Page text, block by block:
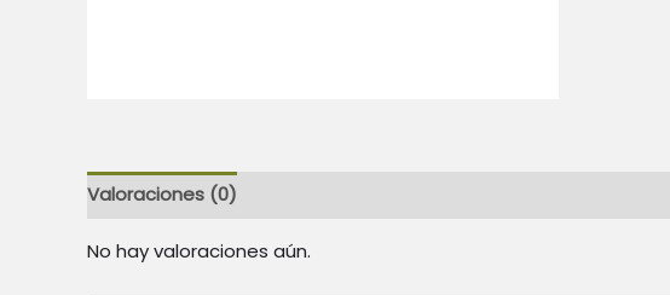
Valoraciones (0)
No hay valoraciones aún.